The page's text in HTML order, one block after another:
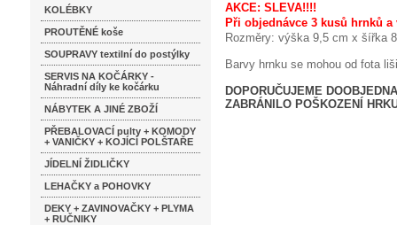
KOLÉBKY
PROUTĚNÉ koše
SOUPRAVY textilní do postýlky
SERVIS NA KOČÁRKY -
Náhradní díly ke kočárku
NÁBYTEK A JINÉ ZBOŽÍ
PŘEBALOVACÍ pulty + KOMODY
+ VANIČKY + KOJÍCÍ POLŠTAŘE
JÍDELNÍ ŽIDLIČKY
LEHAČKY a POHOVKY
DEKY + ZAVINOVAČKY + PLYMA
+ RUČNIKY
AKCE: SLEVA!!!!
Při objednávce 3 kusů
Rozměry: výška 9,5 cm x šířka
Barvy hrnku se mohou od fota
DOPORUČUJEME
ZABRÁNILO POŠKOZENÍ